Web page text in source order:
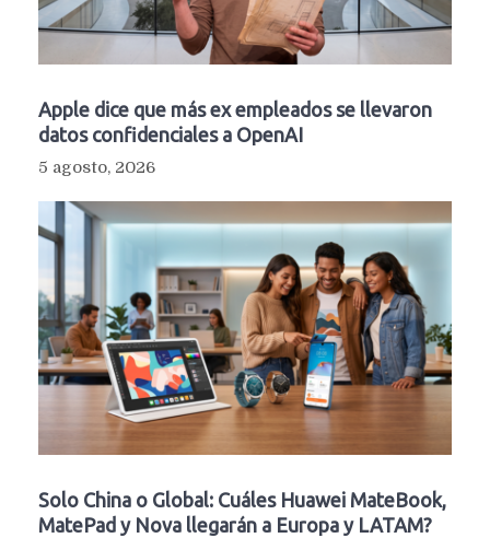
Apple dice que más ex empleados se llevaron
datos confidenciales a OpenAI
5 agosto, 2026
Solo China o Global: Cuáles Huawei MateBook,
MatePad y Nova llegarán a Europa y LATAM?